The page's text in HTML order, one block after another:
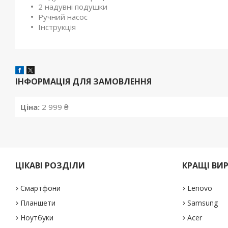
2 надувні подушки
Ручний насос
Інструкція
ІНФОРМАЦІЯ ДЛЯ ЗАМОВЛЕННЯ
Ціна: 2 999 ₴
ЦІКАВІ РОЗДІЛИ
Смартфони
Планшети
Ноутбуки
КРАЩІ
Lenovo
Samsung
Acer